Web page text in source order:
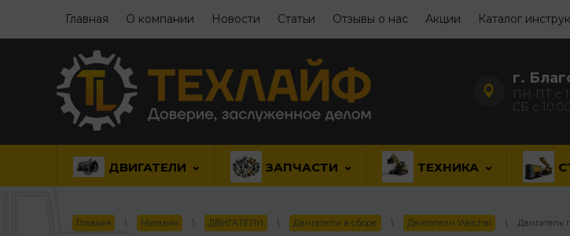
Главная О компании Новости Статьи Отзывы о нас Акции Каталог
г.
ПН-ПТ с
СБ с
ДВИГАТЕЛИ ЗАПЧАСТИ ТЕХНИКА
Главная \ Магазин \ ДВИГАТЕЛИ \ Двигатели в сборе \ Двигатели Weichai \ Двигатель